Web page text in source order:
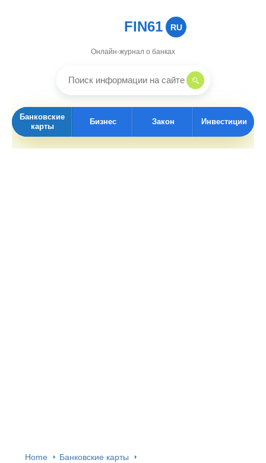
FIN61 RU
Онлайн-журнал о банках
Банковские
карты
Бизнес Закон Инвестиции
Home
Банковские карты